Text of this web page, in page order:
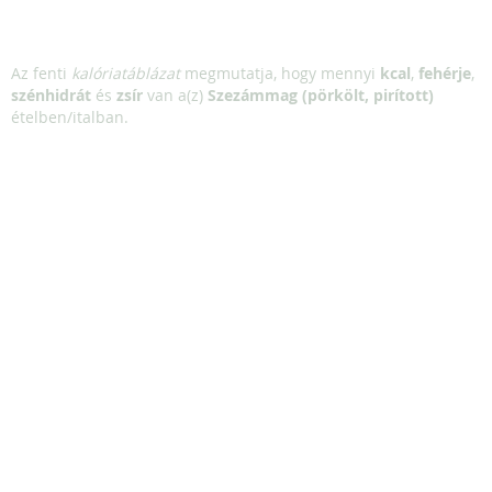
Az fenti kalóriatáblázatmegmutatja, hogy mennyi kcal, fehérje,
szénhidrát és zsír van a(z) Szezámmag (pörkölt, pirított)
ételben/italban.